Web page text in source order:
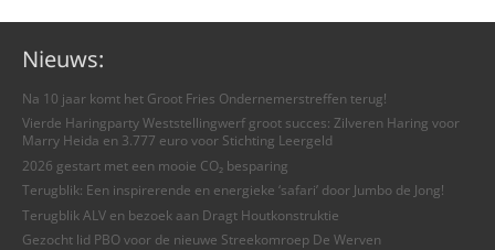
Nieuws:
Na 10 jaar komt het Groot Fries Ondernemerstreffen terug!
Vierde Haringparty Weststellingwerf groot succes: Zilveren Haring voor
Marry Heida en 3.777 euro voor Stichting Leergeld
2026 gestart met een mooie CO₂ besparing
Terugblik: Een inspirerende en energieke ‘safari’ door Jumbo de Jong!
Terugblik ALV en bezoek aan Dragt Houtkonstruktie
Gezocht lid PBO voor de nieuwe Streekomroep De Werven